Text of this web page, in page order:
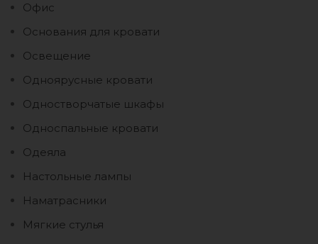
Офис
Основания для кровати
Освещение
Одноярусные кровати
Одностворчатые шкафы
Односпальные кровати
Одеяла
Настольные лампы
Наматрасники
Мягкие стулья